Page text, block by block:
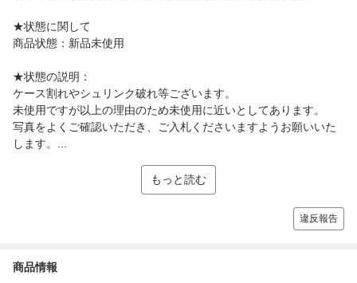
★状態に関して
商品状態：新品未使用
★状態の説明：
ケース割れやシュリンク破れ等ございます。
未使用ですが以上の理由のため未使用に近いとしてあります。
写真をよくご確認いただき、ご入札くださいますようお願いいた
します。...
もっと読む
違反報告
商品情報